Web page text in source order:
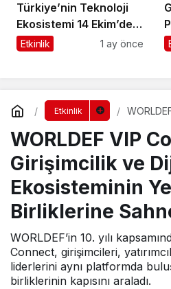
Türkiye’nin Teknoloji
Ekosistemi 14 Ekim’de
Bilişim Vadisi’nde
Etkinlik 1 ay önce
Etkinlik
İş
WORLDEF VIP
Girişimcilik ve
Ekosisteminin
Birliklerine
WORLDEF’in 10. yılı
Connect, girişimcileri,
liderlerini aynı platformda
birliklerinin kapısını araladı.